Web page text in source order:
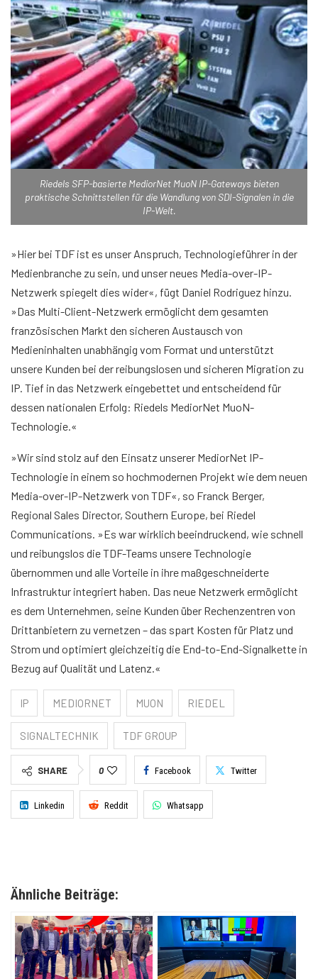
Riedels SFP-basierte MediorNet MuoN IP-Gateways bieten
praktische Schnittstellen für die Wandlung von SDI-Signalen in die
IP-Welt.
»Hier bei TDF ist es unser Anspruch, Technologieführer in der
Medienbranche zu sein, und unser neues Media-over-IP-
Netzwerk spiegelt dies wider«, fügt Daniel Rodriguez hinzu.
»Das Multi-Client-Netzwerk ermöglicht dem gesamten
französischen Markt den sicheren Austausch von
Medieninhalten unabhängig vom Format und unterstützt
unsere Kunden bei der reibungslosen und sicheren Migration zu
IP. Tief in das Netzwerk eingebettet und entscheidend für
dessen nationalen Erfolg: Riedels MediorNet MuoN-
Technologie.«
»Wir sind stolz auf den Einsatz unserer MediorNet IP-
Technologie in einem so hochmodernen Projekt wie dem neuen
Media-over-IP-Netzwerk von TDF«, so Franck Berger,
Regional Sales Director, Southern Europe, bei Riedel
Communications. »Es war wirklich beeindruckend, wie schnell
und reibungslos die TDF-Teams unsere Technologie
übernommen und alle Vorteile in ihre maßgeschneiderte
Infrastruktur integriert haben. Das neue Netzwerk ermöglicht
es dem Unternehmen, seine Kunden über Rechenzentren von
Drittanbietern zu vernetzen – das spart Kosten für Platz und
Strom und optimiert gleichzeitig die End-to-End-Signalkette in
Bezug auf Qualität und Latenz.«
IP MEDIORNET MUON RIEDEL
SIGNALTECHNIK TDF GROUP
SHARE 0 Facebook Twitter
Linkedin Reddit Whatsapp
Ähnliche Beiträge: